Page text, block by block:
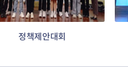
정책제안대회